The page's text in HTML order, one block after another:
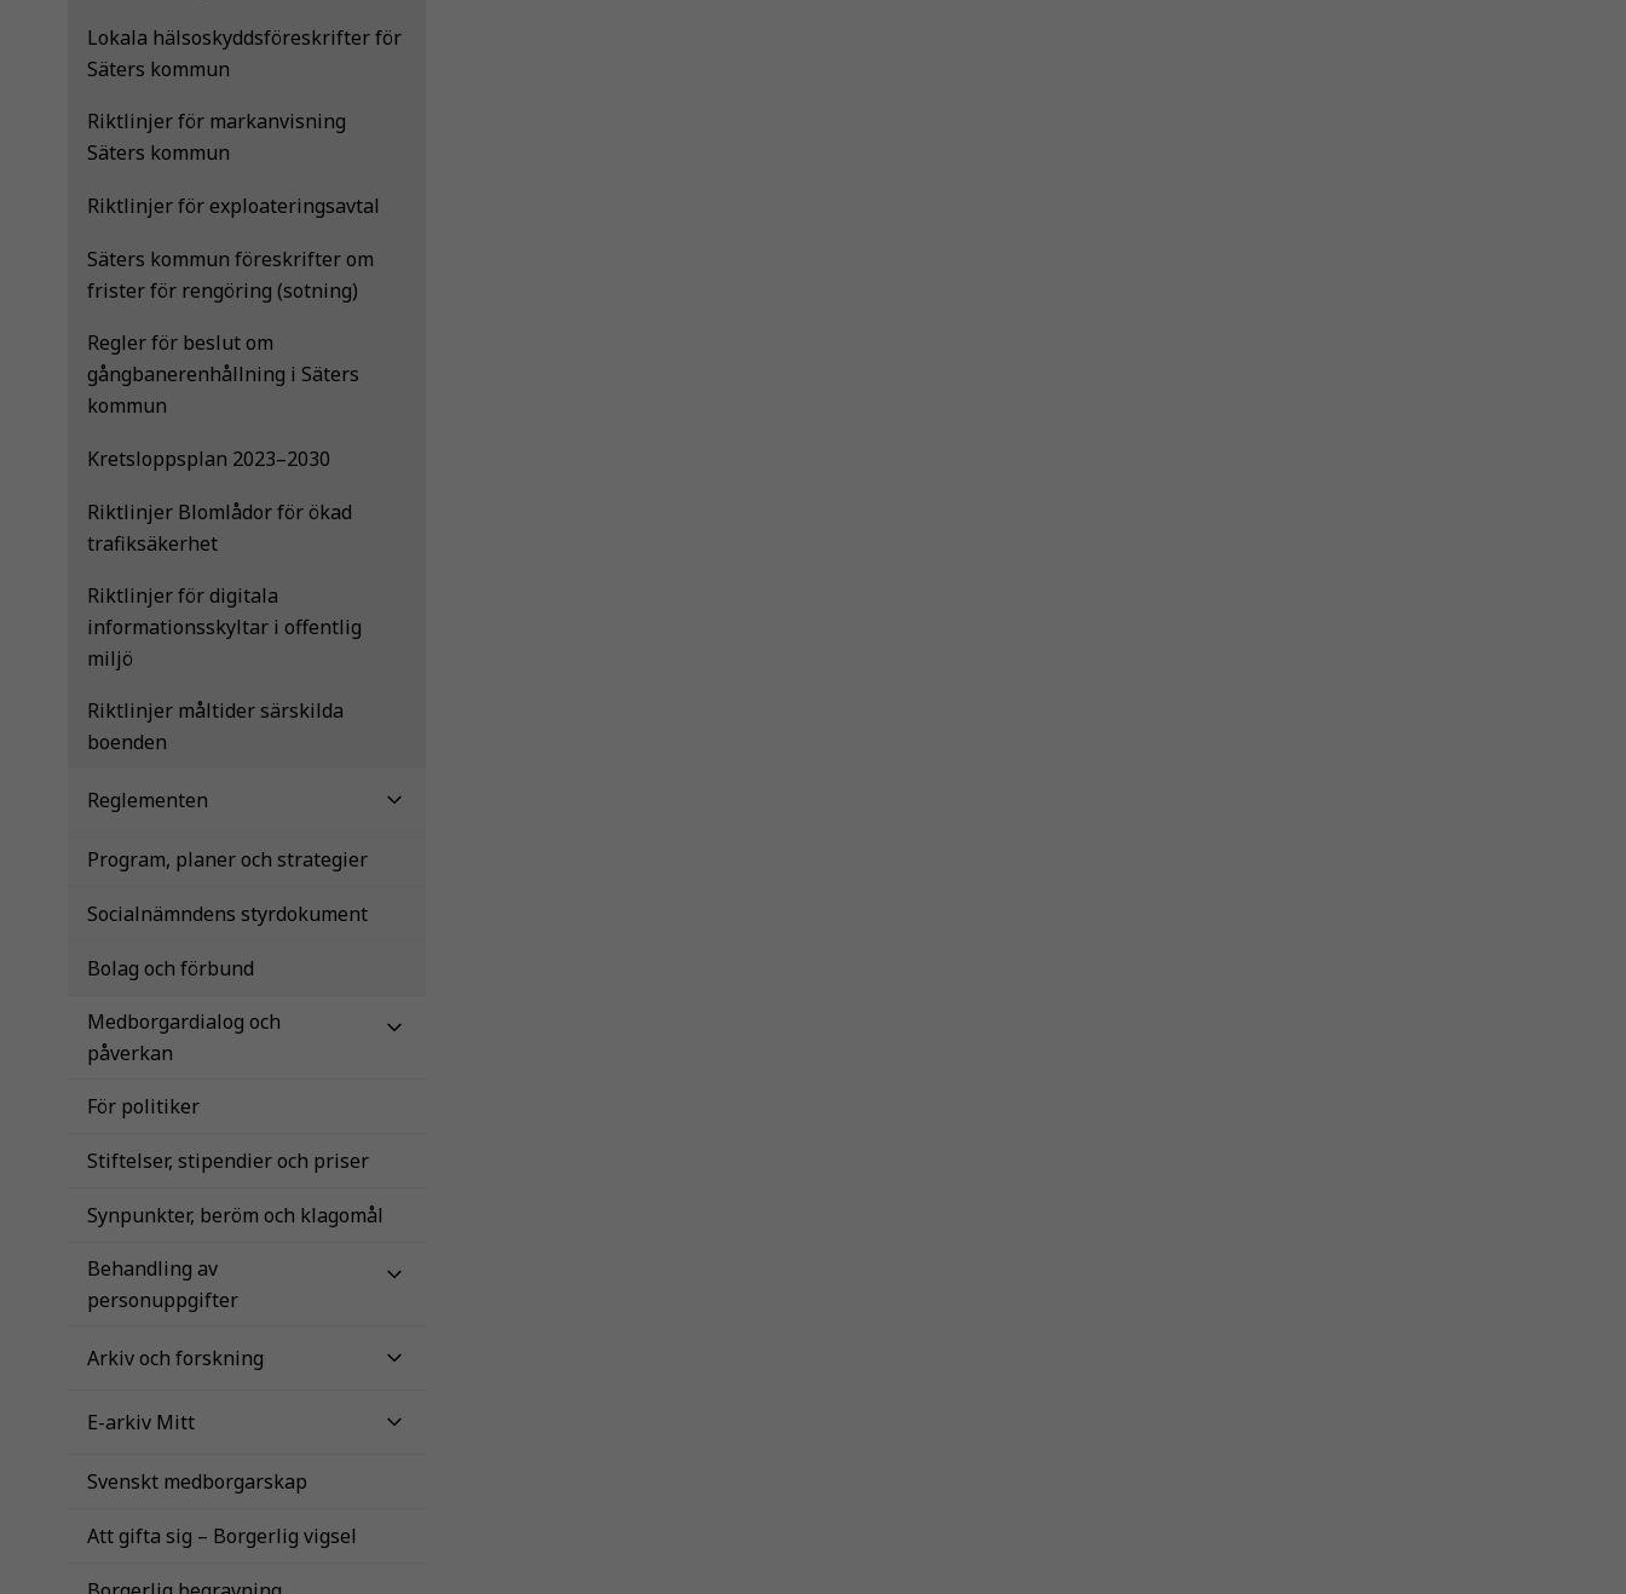
Lokala hälsoskyddsföreskrifter för
Säters kommun
Riktlinjer för markanvisning
Säters kommun
Riktlinjer för exploateringsavtal
Säters kommun föreskrifter om
frister för rengöring (sotning)
Regler för beslut om
gångbanerenhållning i Säters
kommun
Kretsloppsplan 2023–2030
Riktlinjer Blomlådor för ökad
trafiksäkerhet
Riktlinjer för digitala
informationsskyltar i offentlig
miljö
Riktlinjer måltider särskilda
boenden
Reglementen
Program, planer och strategier
Socialnämndens styrdokument
Bolag och förbund
Medborgardialog och
påverkan
För politiker
Stiftelser, stipendier och priser
Synpunkter, beröm och klagomål
Behandling av
personuppgifter
Arkiv och forskning
E-arkiv Mitt
Svenskt medborgarskap
Att gifta sig – Borgerlig vigsel